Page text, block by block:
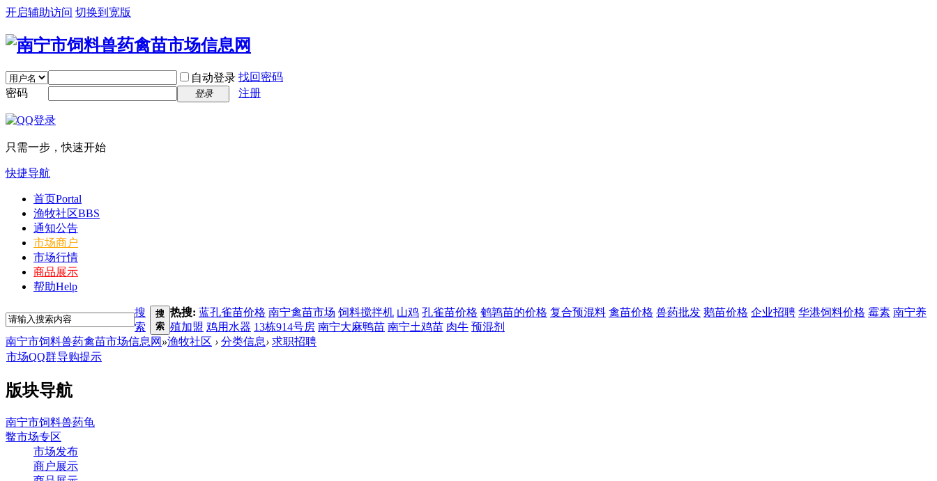
开启辅助访问 切换到宽版
自动登录 找回密码
密码
登录 注册
只需一步，快速开始
快捷导航
首页Portal
渔牧社区BBS
通知公告
市场商户
市场行情
商品展示
帮助Help
搜
索
搜
索
热搜: 蓝孔雀苗价格 南宁禽苗市场 饲料搅拌机 山鸡 孔雀苗价格 鹌鹑苗的价格 复合预混料 禽苗价格 兽药批发 鹅苗价格 企业招聘 华港饲料价格 霉素 南宁养
殖加盟 鸡用水器 13栋914号房 南宁大麻鸭苗 南宁土鸡苗 肉牛 预混剂
南宁市饲料兽药禽苗市场信息网 »渔牧社区 › 分类信息› 求职招聘
市场QQ群导购提示
版块导航
南宁市饲料兽药龟
鳖市场专区
市场发布
商户展示